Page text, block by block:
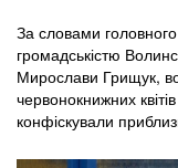
За словами головного
громадськістю
Мирослави Грищук,
червонокнижних
конфіскували